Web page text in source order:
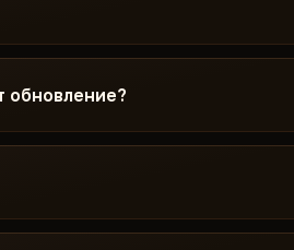
Six Siege перед публикацией.
/ На обновлении / Риск. Если
обновление?
время обновления подписка
чит снова появляется в
проблем решается за 15